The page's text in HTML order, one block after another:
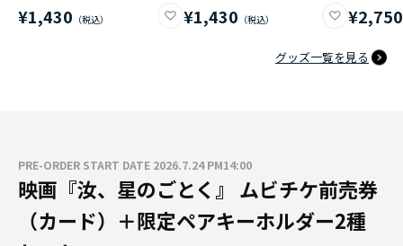
¥1,430 ¥1,430 ¥2,750
グッズ一覧を見る
PRE-ORDER START DATE 2026.7.24 PM14:00
映画『汝、星のごとく』 ムビチケ前売券
（カード）＋限定ペアキーホルダー2種